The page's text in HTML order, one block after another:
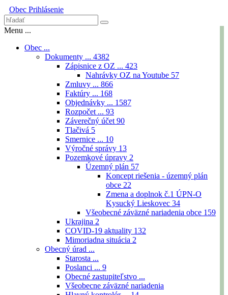
Obec Prihlásenie
Menu ...
Obec ...
Dokumenty ... 4382
Zápisnice z OZ ... 423
Nahrávky OZ na Youtube 57
Zmluvy ... 866
Faktúry ... 168
Objednávky ... 1587
Rozpočet ... 93
Záverečný účet 90
Tlačivá 5
Smernice ... 10
Výročné správy 13
Pozemkové úpravy 2
Územný plán 57
Koncept riešenia - územný plán
obce 22
Zmena a doplnok č.1 ÚPN-O
Kysucký Lieskovec 34
Všeobecné záväzné nariadenia obce 159
Ukrajina 2
COVID-19 aktuality 132
Mimoriadna situácia 2
Obecný úrad ...
Starosta ...
Poslanci ... 9
Obecné zastupiteľstvo ...
Všeobecne záväzné nariadenia